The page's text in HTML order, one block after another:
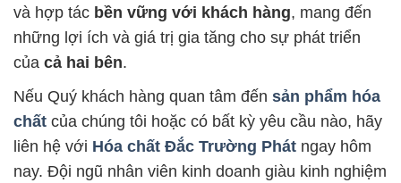
và hợp tác bền vững với khách hàng, mang đến
những lợi ích và giá trị gia tăng cho sự phát triển
của cả hai bên.
Nếu Quý khách hàng quan tâm đến sản phẩm hóa
chất của chúng tôi hoặc có bất kỳ yêu cầu nào, hãy
liên hệ với Hóa chất Đắc Trường Phát ngay hôm
nay. Đội ngũ nhân viên kinh doanh giàu kinh nghiệm